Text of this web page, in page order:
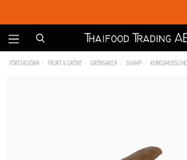
FÖRSTASIDAN FRUKT & GRÖNT GRÖNSAKER SVAMP